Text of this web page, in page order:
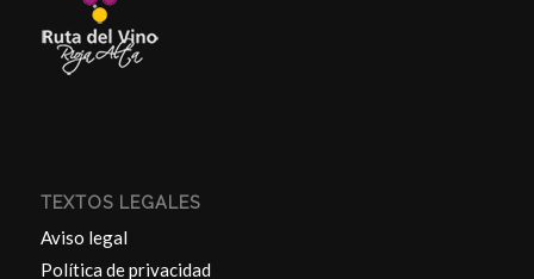
TEXTOS LEGALES
Aviso legal
Política de privacidad